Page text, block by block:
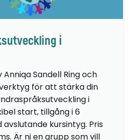
i
Anniqa Sandell Ring och
för att stärka din
i
start, tillgång i 6
kursintyg. Pris
Är ni en grupp som vill